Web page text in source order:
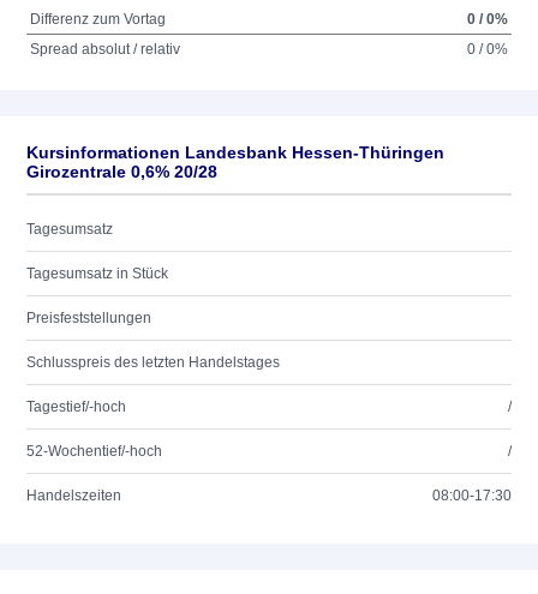
Differenz zum Vortag
0 / 0%
Spread absolut / relativ
0 / 0%
Kursinformationen Landesbank Hessen-Thüringen
Girozentrale 0,6% 20/28
Tagesumsatz
Tagesumsatz in Stück
Preisfeststellungen
Schlusspreis des letzten Handelstages
Tagestief/-hoch /
52-Wochentief/-hoch /
Handelszeiten 08:00-17:30